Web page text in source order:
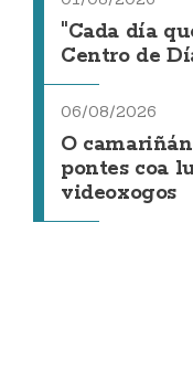
"Cada día
Centro de
06/08/2026
O
pontes coa
videoxogos